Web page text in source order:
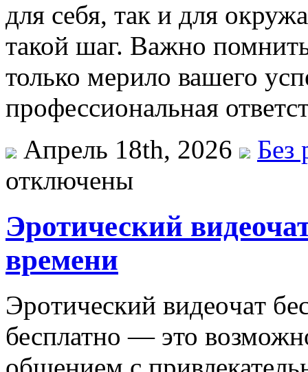
для себя, так и для
такой шаг. Важно
только мерило вашего
профессиональная
Апрель 18th, 2026
Без
отключены
Эротический
времени
Эрoтичeский видeoчaт
бесплатно — это